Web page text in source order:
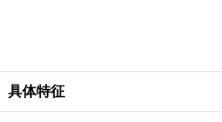
具体特征